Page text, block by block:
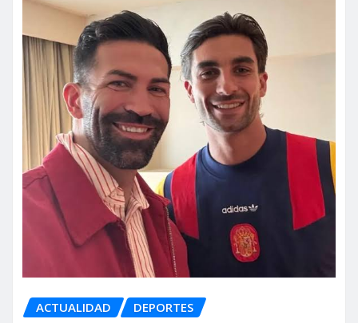
ACTUALIDAD DEPORTES